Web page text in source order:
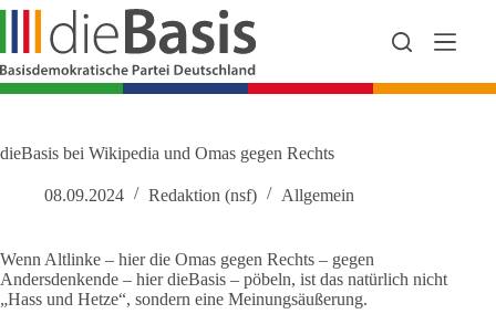
Zum
springen
dieBasis bei Wikipedia und Omas gegen Rechts
08.09.2024 Redaktion (nsf) Allgemein
Wenn Altlinke – hier die Omas gegen Rechts – gegen
Andersdenkende – hier dieBasis – pöbeln, ist das natürlich nicht
„Hass und Hetze“, sondern eine Meinungsäußerung.